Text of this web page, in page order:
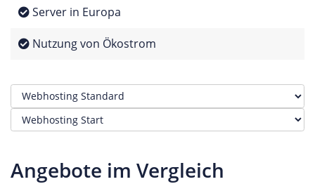
Server in Europa
Nutzung von Ökostrom
Angebote im Vergleich